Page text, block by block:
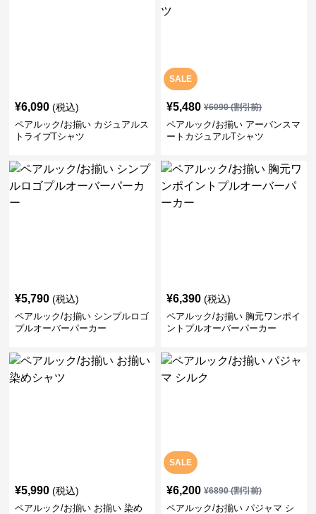
¥6,090 (税込)
ペアルック/お揃い カジュアルス
トライプTシャツ
SALE
¥5,480 ¥6090(割引前)
ペアルック/お揃い アーバンスマ
ートカジュアルTシャツ
¥5,790 (税込)
ペアルック/お揃い シンプルロゴ
プルオーバーパーカー
¥6,390 (税込)
ペアルック/お揃い 胸元ワンポイ
ントプルオーバーパーカー
¥5,990 (税込)
ペアルック/お揃い お揃い 染め
SALE
¥6,200 ¥6890(割引前)
ペアルック/お揃い パジャマ シ